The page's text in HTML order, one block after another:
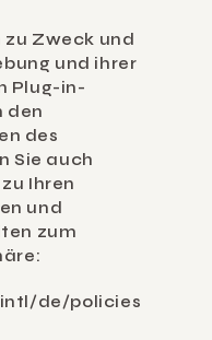
Zweck und
und ihrer
Plug-in-
den
des
Sie auch
Ihren
und
zum
de/policies